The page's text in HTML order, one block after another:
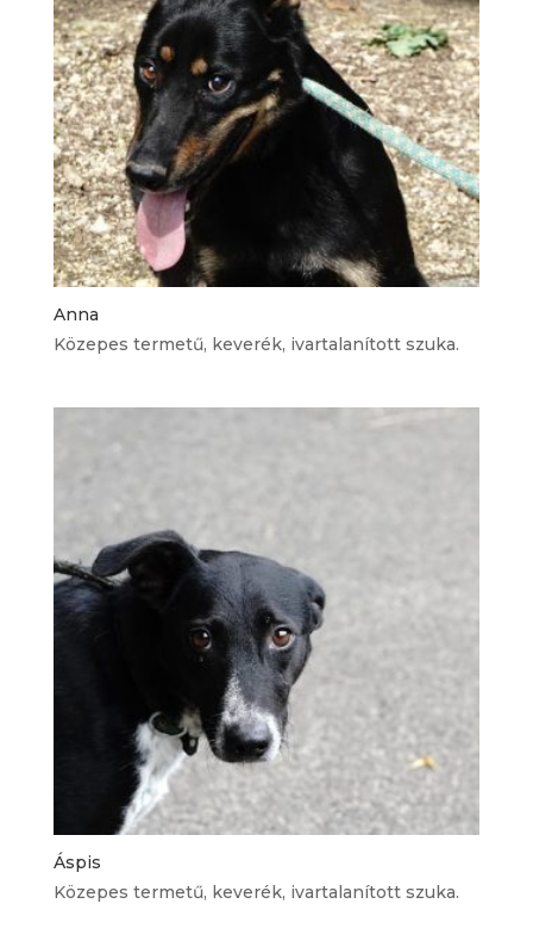
Anna
Közepes termetű, keverék, ivartalanított szuka.
Áspis
Közepes termetű, keverék, ivartalanított szuka.